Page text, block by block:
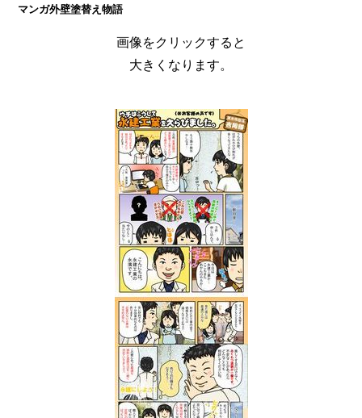
マンガ外壁塗替え物語
画像をクリックすると
大きくなります。